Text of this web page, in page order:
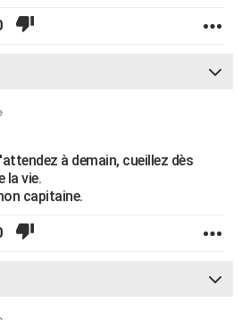
à demain, cueillez dès
la vie.
capitaine.